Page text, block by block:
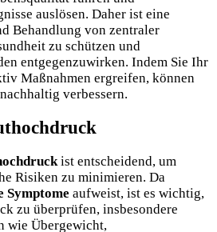
auslösen. Daher ist eine
Behandlung von zentraler
zu schützen und
entgegenzuwirken. Indem Sie Ihr
Maßnahmen ergreifen, können
verbessern.
ist entscheidend, um
Risiken zu minimieren. Da
Symptome aufweist, ist es wichtig,
zu überprüfen, insbesondere
wie Übergewicht,